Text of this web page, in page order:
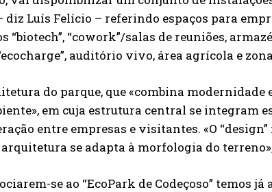
de Privacidade.
Luís Felício – referindo espaços para
“biotech”, “cowork”/salas de reuniões,
auditório vivo, área agrícola e
do parque, que «combina
em cuja estrutura central se integram
entre empresas e visitantes. «O
se adapta à morfologia do
se ao “EcoPark de Codeçoso” temos já